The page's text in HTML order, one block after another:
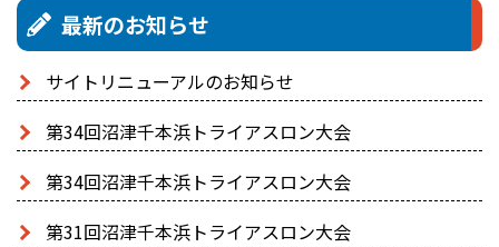
最新のお知らせ
サイトリニューアルのお知らせ
第34回沼津千本浜トライアスロン大会
第34回沼津千本浜トライアスロン大会
第31回沼津千本浜トライアスロン大会